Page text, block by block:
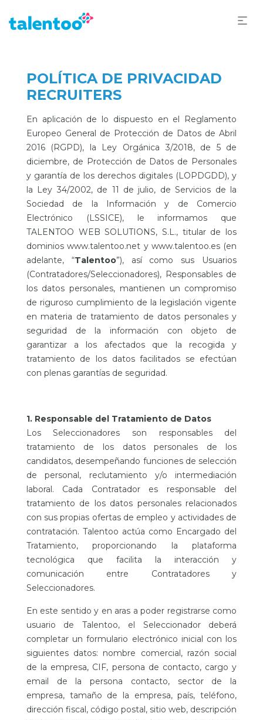
POLÍTICA DE PRIVACIDAD
RECRUITERS
En aplicación de lo dispuesto en el Reglamento
Europeo General de Protección de Datos de Abril
2016 (RGPD), la Ley Orgánica 3/2018, de 5 de
diciembre, de Protección de Datos de Personales
y garantía de los derechos digitales (LOPDGDD), y
la Ley 34/2002, de 11 de julio, de Servicios de la
Sociedad de la Información y de Comercio
Electrónico (LSSICE), le informamos que
TALENTOO WEB SOLUTIONS, S.L., titular de los
dominios www.talentoo.net y www.talentoo.es (en
adelante, “Talentoo”), así como sus Usuarios
(Contratadores/Seleccionadores), Responsables de
los datos personales, mantienen un compromiso
de riguroso cumplimiento de la legislación vigente
en materia de tratamiento de datos personales y
seguridad de la información con objeto de
garantizar a los afectados que la recogida y
tratamiento de los datos facilitados se efectúan
con plenas garantías de seguridad.
1. Responsable del Tratamiento de Datos
Los Seleccionadores son responsables del
tratamiento de los datos personales de los
candidatos, desempeñando funciones de selección
de personal, reclutamiento y/o intermediación
laboral. Cada Contratador es responsable del
tratamiento de los datos personales relacionados
con sus propias ofertas de empleo y actividades de
contratación. Talentoo actúa como Encargado del
Tratamiento, proporcionando la plataforma
tecnológica que facilita la interacción y
comunicación entre Contratadores y
Seleccionadores.
En este sentido y en aras a poder registrarse como
usuario de Talentoo, el Seleccionador deberá
completar un formulario electrónico inicial con los
siguientes datos: nombre comercial, razón social
de la empresa, CIF, persona de contacto, cargo y
email de la persona contacto, sector de la
empresa, tamaño de la empresa, país, teléfono,
dirección fiscal, código postal, sitio web, descripción